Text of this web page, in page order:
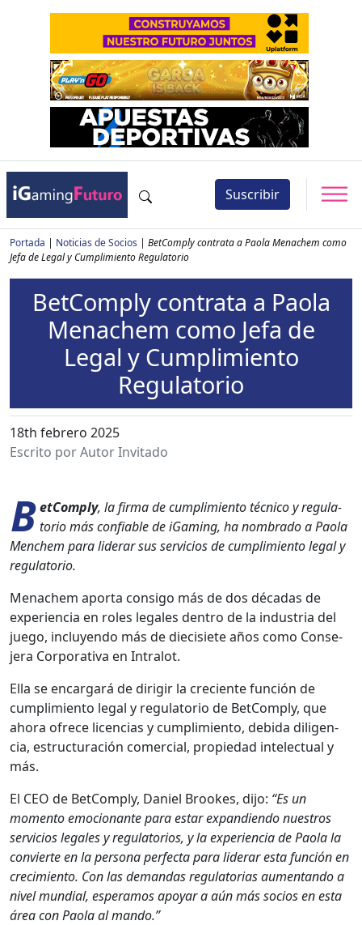
Suscribir
Portada | Noticias de Socios | BetComply contrata a Paola Menachem como
Jefa de Legal y Cumplimiento Regulatorio
BetComply contrata a Paola
Menachem como Jefa de
Legal y Cumplimiento
Regulatorio
18th febrero 2025
Escrito por Autor Invitado
Bet­Com­ply, la fir­ma de cumplim­ien­to téc­ni­co y reg­u­la­
to­rio más con­fi­able de iGam­ing, ha nom­bra­do a Pao­la
Menchem para lid­er­ar sus ser­vi­cios de cumplim­ien­to legal y
reg­u­la­to­rio.
Men­achem apor­ta con­si­go más de dos décadas de
expe­ri­en­cia en roles legales den­tro de la indus­tria del
juego, incluyen­do más de diecisi­ete años como Con­se­
jera Cor­po­ra­ti­va en Intralot.
Ella se encar­gará de diri­gir la cre­ciente fun­ción de
cumplim­ien­to legal y reg­u­la­to­rio de Bet­Com­ply, que
aho­ra ofrece licen­cias y cumplim­ien­to, debi­da dili­gen­
cia, estruc­turación com­er­cial, propiedad int­elec­tu­al y
más.
El CEO de Bet­Com­ply, Daniel Brookes, dijo: “Es un
momen­to emo­cio­nante para estar expan­di­en­do nue­stros
ser­vi­cios legales y reg­u­la­to­rios, y la expe­ri­en­cia de Pao­la la
con­vierte en la per­sona per­fec­ta para lid­er­ar esta fun­ción en
crec­imien­to. Con las deman­das reg­u­la­to­rias aumen­tan­do a
niv­el mundi­al, esper­amos apo­yar a aún más socios en esta
área con Pao­la al man­do.”